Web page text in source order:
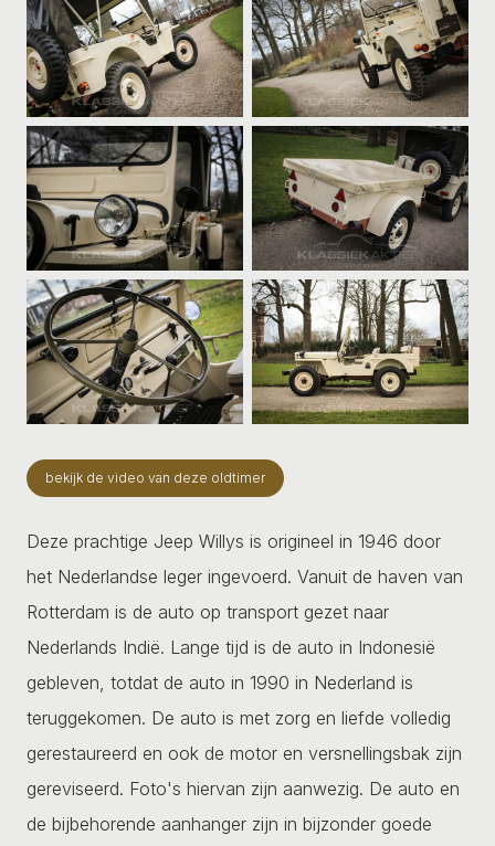
bekijk de video van deze oldtimer
Deze prachtige Jeep Willys is origineel in 1946 door
het Nederlandse leger ingevoerd. Vanuit de haven van
Rotterdam is de auto op transport gezet naar
Nederlands Indië. Lange tijd is de auto in Indonesië
gebleven, totdat de auto in 1990 in Nederland is
teruggekomen. De auto is met zorg en liefde volledig
gerestaureerd en ook de motor en versnellingsbak zijn
gereviseerd. Foto's hiervan zijn aanwezig. De auto en
de bijbehorende aanhanger zijn in bijzonder goede